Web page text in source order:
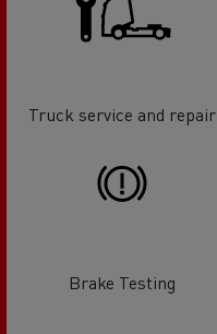
Truck service and repair
Brake Testing